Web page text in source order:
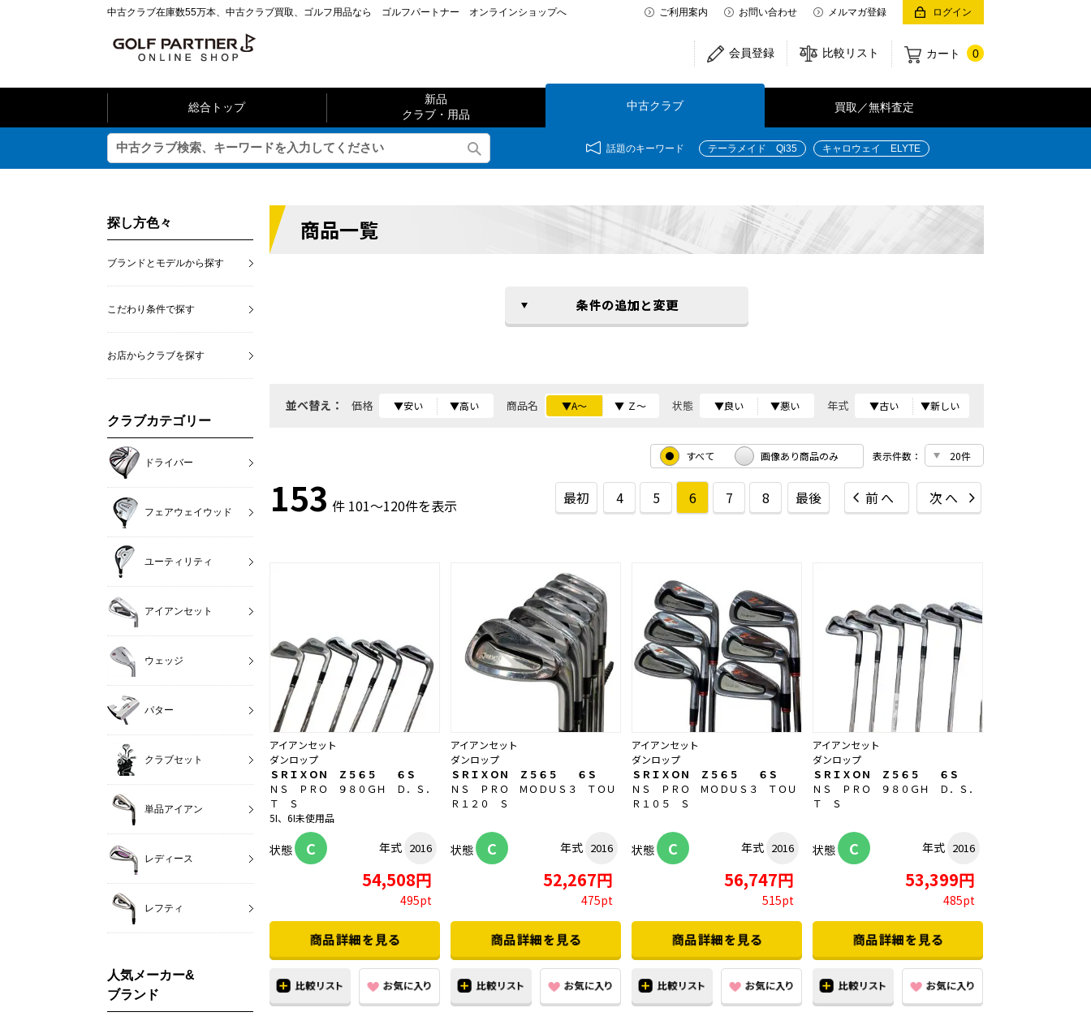
中古クラブ在庫数55万本、中古クラブ買取、ゴルフ用品なら ゴルフパートナー オンラインショップへ ご利用案内 お問い合わせ メルマガ登録 ログイン
カート 0
比較リスト
会員登録
総合トップ
新品
クラブ・用品
中古クラブ 買取／無料査定
話題のキーワード テーラメイド Qi35 キャロウェイ ELYTE
商品一覧
並べ替え： 価格 ▼安い ▼高い 商品名 ▼A～ ▼ Ｚ～ 状態 ▼良い ▼悪い 年式 ▼古い ▼新しい
すべて 画像あり商品のみ 表示件数：
153 件 101～120件を表示 最初 4 5 6 7 8 最後 前へ 次へ
アイアンセット
ダンロップ
ＳＲＩＸＯＮ Ｚ５６５ ６Ｓ
ＮＳ ＰＲＯ ９８０ＧＨ Ｄ．Ｓ．
Ｔ Ｓ
5I、6I未使用品
状態 C 年式 2016
54,508円
495pt
アイアンセット
ダンロップ
ＳＲＩＸＯＮ Ｚ５６５ ６Ｓ
ＮＳ ＰＲＯ ＭＯＤＵＳ３ ＴＯＵ
Ｒ１２０ Ｓ
状態 C 年式 2016
52,267円
475pt
アイアンセット
ダンロップ
ＳＲＩＸＯＮ Ｚ５６５ ６Ｓ
ＮＳ ＰＲＯ ＭＯＤＵＳ３ ＴＯＵ
Ｒ１０５ Ｓ
状態 C 年式 2016
56,747円
515pt
アイアンセット
ダンロップ
ＳＲＩＸＯＮ Ｚ５６５ ６Ｓ
ＮＳ ＰＲＯ ９８０ＧＨ Ｄ．Ｓ．
Ｔ Ｓ
状態 C 年式 2016
53,399円
485pt
探し方色々
ブランドとモデルから探す
こだわり条件で探す
お店からクラブを探す
クラブカテゴリー
ドライバー
フェアウェイウッド
ユーティリティ
アイアンセット
ウェッジ
パター
クラブセット
単品アイアン
レディース
レフティ
人気メーカー&
ブランド